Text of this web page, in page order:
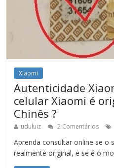
Xiaomi
Autenticidade
celular Xiaomi é
Chinês ?
uduluiz 2 Comentários
Aprenda consultar online se o
realmente original, e se é o